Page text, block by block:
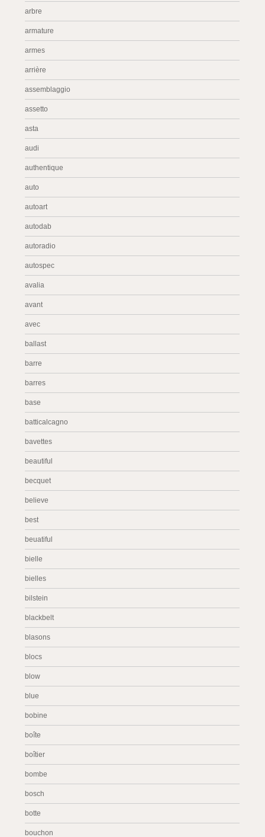
arbre
armature
armes
arrière
assemblaggio
assetto
asta
audi
authentique
auto
autoart
autodab
autoradio
autospec
avalia
avant
avec
ballast
barre
barres
base
batticalcagno
bavettes
beautiful
becquet
believe
best
beuatiful
bielle
bielles
bilstein
blackbelt
blasons
blocs
blow
blue
bobine
boîte
boîtier
bombe
bosch
botte
bouchon